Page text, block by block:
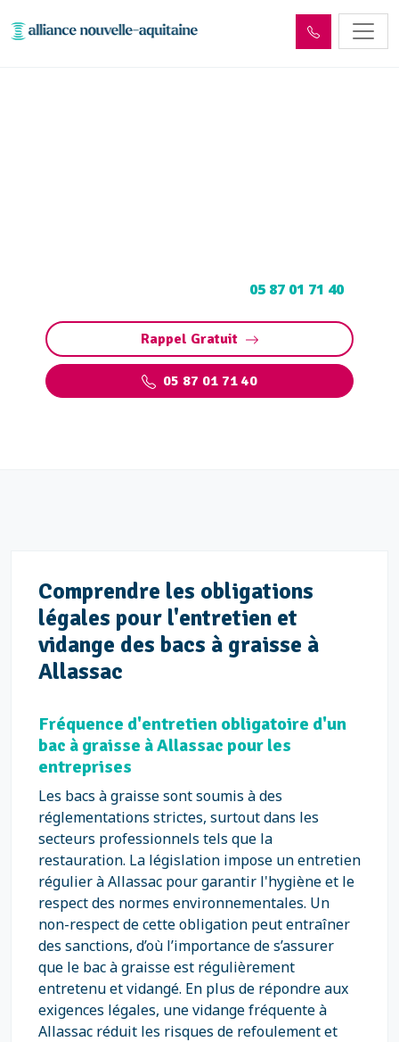
05 87 01 71 40
Rappel Gratuit
05 87 01 71 40
Comprendre les obligations
légales pour l'entretien et
vidange des bacs à graisse à
Allassac
Fréquence d'entretien obligatoire d'un
bac à graisse à Allassac pour les
entreprises
Les bacs à graisse sont soumis à des
réglementations strictes, surtout dans les
secteurs professionnels tels que la
restauration. La législation impose un entretien
régulier à Allassac pour garantir l'hygiène et le
respect des normes environnementales. Un
non-respect de cette obligation peut entraîner
des sanctions, d’où l’importance de s’assurer
que le bac à graisse est régulièrement
entretenu et vidangé. En plus de répondre aux
exigences légales, une vidange fréquente à
Allassac réduit les risques de refoulement et